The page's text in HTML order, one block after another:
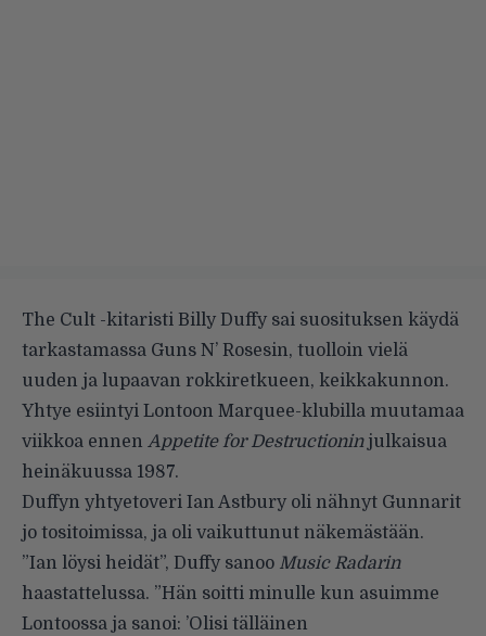
The Cult -kitaristi Billy Duffy sai suosituksen käydä
tarkastamassa Guns N’ Rosesin, tuolloin vielä
uuden ja lupaavan rokkiretkueen, keikkakunnon.
Yhtye esiintyi Lontoon Marquee-klubilla muutamaa
viikkoa ennen Appetite for Destructioninjulkaisua
heinäkuussa 1987.
Duffyn yhtyetoveri Ian Astbury oli nähnyt Gunnarit
jo tositoimissa, ja oli vaikuttunut näkemästään.
”Ian löysi heidät”, Duffy sanoo Music Radarin
haastattelussa. ”Hän soitti minulle kun asuimme
Lontoossa ja sanoi: ’Olisi tälläinen